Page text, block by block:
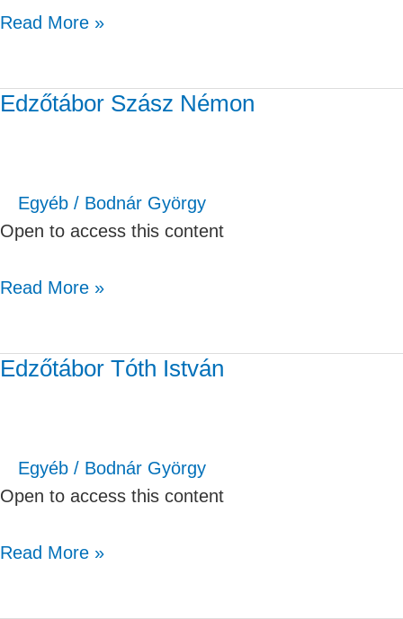
Read More »
Edzőtábor Szász Némon
Egyéb / Bodnár György
Open to access this content
Edzőtábor
Read More »
Edzőtábor Tóth István
Egyéb / Bodnár György
Open to access this content
Edzőtábor
Read More »